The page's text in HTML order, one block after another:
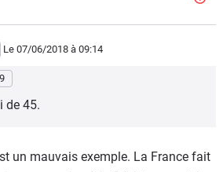
Le 07/06/2018 à 09:14
de 45.
un mauvais exemple. La France fait